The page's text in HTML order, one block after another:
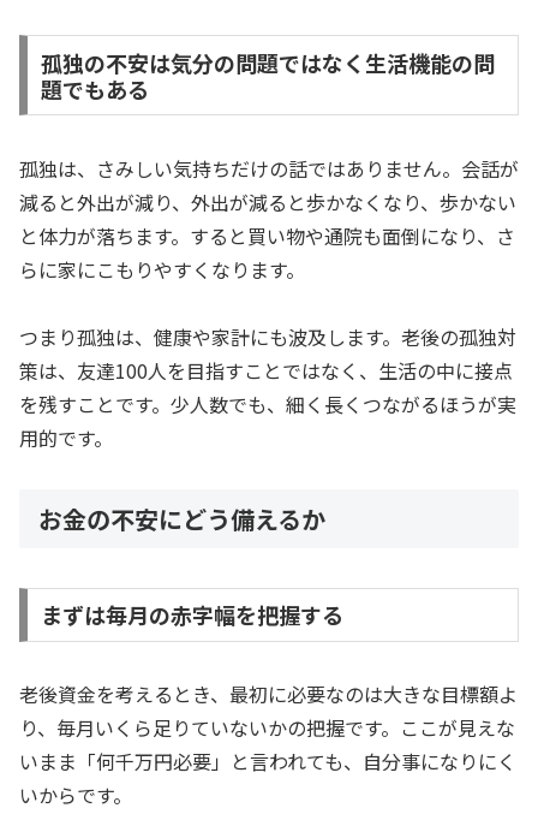
孤独の不安は気分の問題ではなく生活機能の問
題でもある
孤独は、さみしい気持ちだけの話ではありません。会話が
減ると外出が減り、外出が減ると歩かなくなり、歩かない
と体力が落ちます。すると買い物や通院も面倒になり、さ
らに家にこもりやすくなります。
つまり孤独は、健康や家計にも波及します。老後の孤独対
策は、友達100人を目指すことではなく、生活の中に接点
を残すことです。少人数でも、細く長くつながるほうが実
用的です。
お金の不安にどう備えるか
まずは毎月の赤字幅を把握する
老後資金を考えるとき、最初に必要なのは大きな目標額よ
り、毎月いくら足りていないかの把握です。ここが見えな
いまま「何千万円必要」と言われても、自分事になりにく
いからです。